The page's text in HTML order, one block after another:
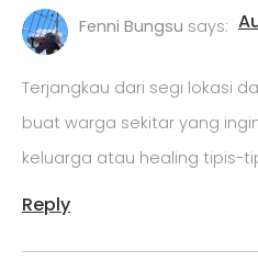
Fenni Bungsu says:
Terjangkau dari segi lokasi
buat warga sekitar yang
keluarga atau healing tipis-
Reply